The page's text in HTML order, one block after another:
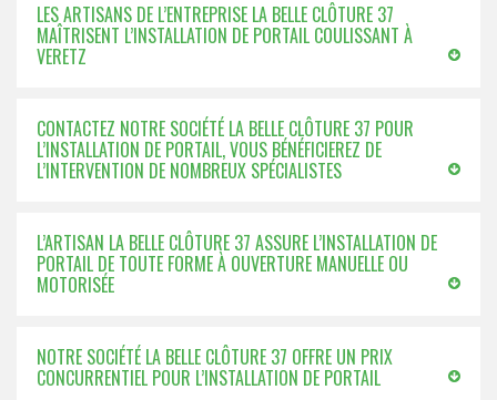
LES ARTISANS DE L’ENTREPRISE LA BELLE CLÔTURE 37
MAÎTRISENT L’INSTALLATION DE PORTAIL COULISSANT À
VERETZ
CONTACTEZ NOTRE SOCIÉTÉ LA BELLE CLÔTURE 37 POUR
L’INSTALLATION DE PORTAIL, VOUS BÉNÉFICIEREZ DE
L’INTERVENTION DE NOMBREUX SPÉCIALISTES
L’ARTISAN LA BELLE CLÔTURE 37 ASSURE L’INSTALLATION DE
PORTAIL DE TOUTE FORME À OUVERTURE MANUELLE OU
MOTORISÉE
NOTRE SOCIÉTÉ LA BELLE CLÔTURE 37 OFFRE UN PRIX
CONCURRENTIEL POUR L’INSTALLATION DE PORTAIL